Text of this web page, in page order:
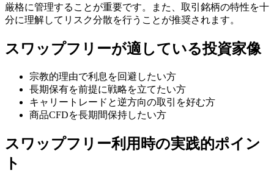
厳格に管理することが重要です。また、取引銘柄の特性を十
分に理解してリスク分散を行うことが推奨されます。
スワップフリーが適している投資家像
宗教的理由で利息を回避したい方
長期保有を前提に戦略を立てたい方
キャリートレードと逆方向の取引を好む方
商品CFDを長期間保持したい方
スワップフリー利用時の実践的ポイン
ト